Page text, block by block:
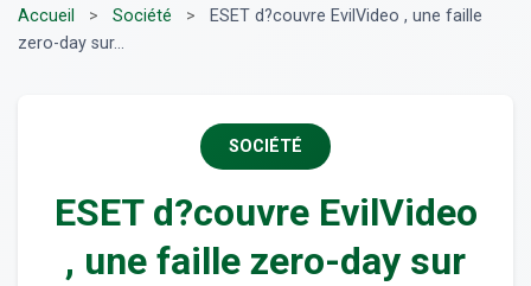
Accueil > Société >
ESET d?couvre EvilVideo , une faille
zero-day sur...
SOCIÉTÉ
ESET d?couvre EvilVideo
, une faille zero-day sur